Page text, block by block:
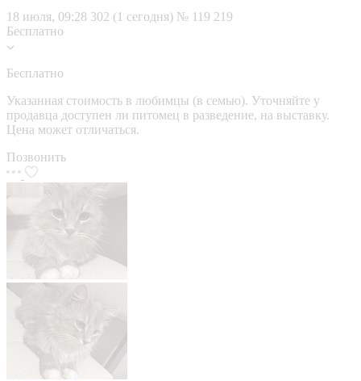
18 июля, 09:28 302 (1 сегодня) № 119 219
Бесплатно
Бесплатно
Указанная стоимость в любимцы (в семью). Уточняйте у
продавца доступен ли питомец в разведение, на выставку.
Цена может отличаться.
Позвонить